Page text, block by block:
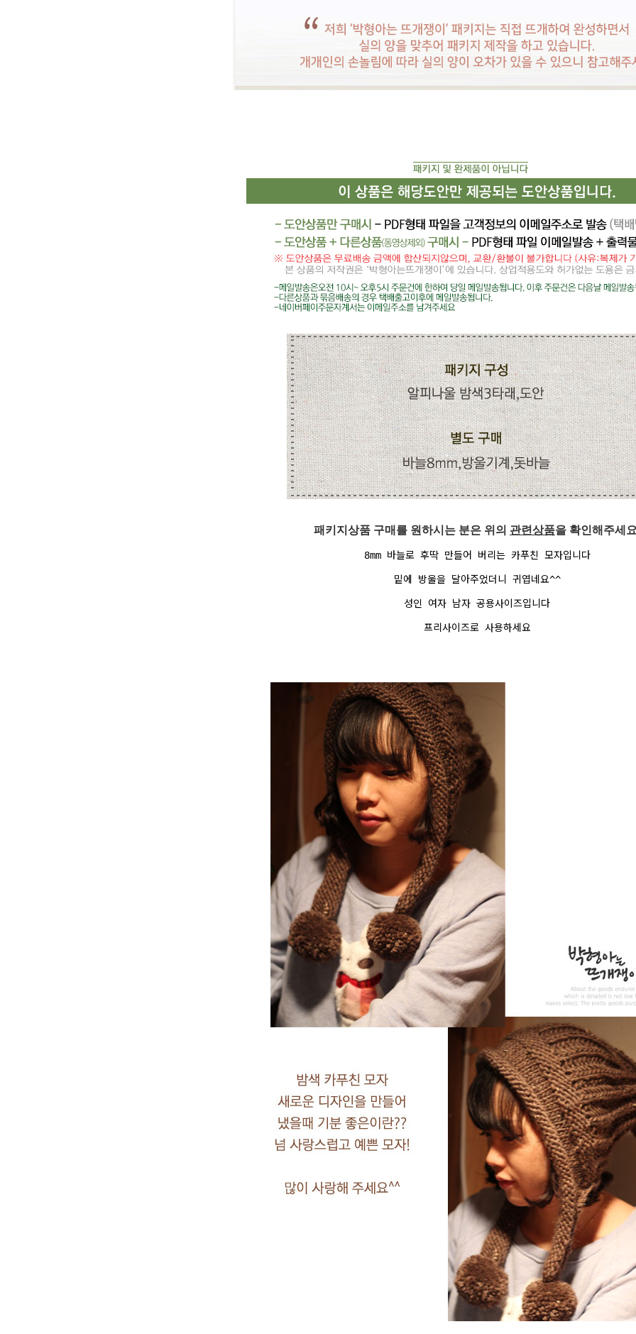
패키지상품 구매를 원하시는 분은 위의 관련상품을 확인해주세
8mm 바늘로 후딱 만들어 버리는 카푸친 모자입니다
밑에 방울을 달아주었더니 귀엽네요^^
성인 여자 남자 공용사이즈입니다
프리사이즈로 사용하세요